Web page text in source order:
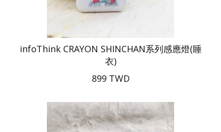
infoThink CRAYON SHINCHAN系列感應燈(睡
衣)
899 TWD